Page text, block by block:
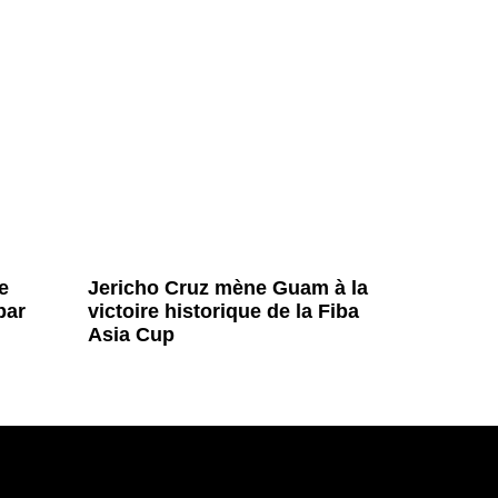
Jericho Cruz mène Guam à la
victoire historique de la Fiba
Asia Cup